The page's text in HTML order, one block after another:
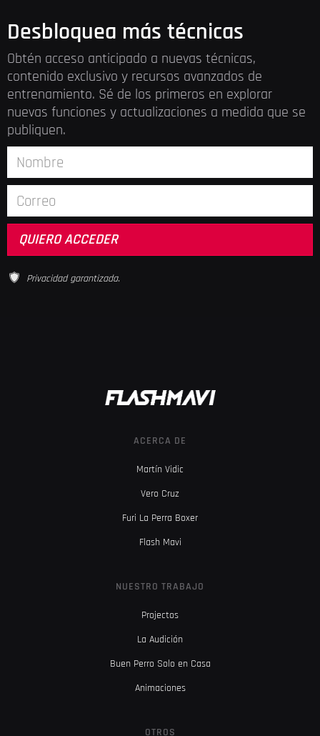
Desbloquea más técnicas
Obtén acceso anticipado a nuevas técnicas,
contenido exclusivo y recursos avanzados de
entrenamiento. Sé de los primeros en explorar
nuevas funciones y actualizaciones a medida que se
publiquen.
Privacidad garantizada.
ACERCA DE
Martín Vidic
Vero Cruz
Furi La Perra Boxer
Flash Mavi
NUESTRO TRABAJO
Projectos
La Audición
Buen Perro Solo en Casa
Animaciones
OTROS